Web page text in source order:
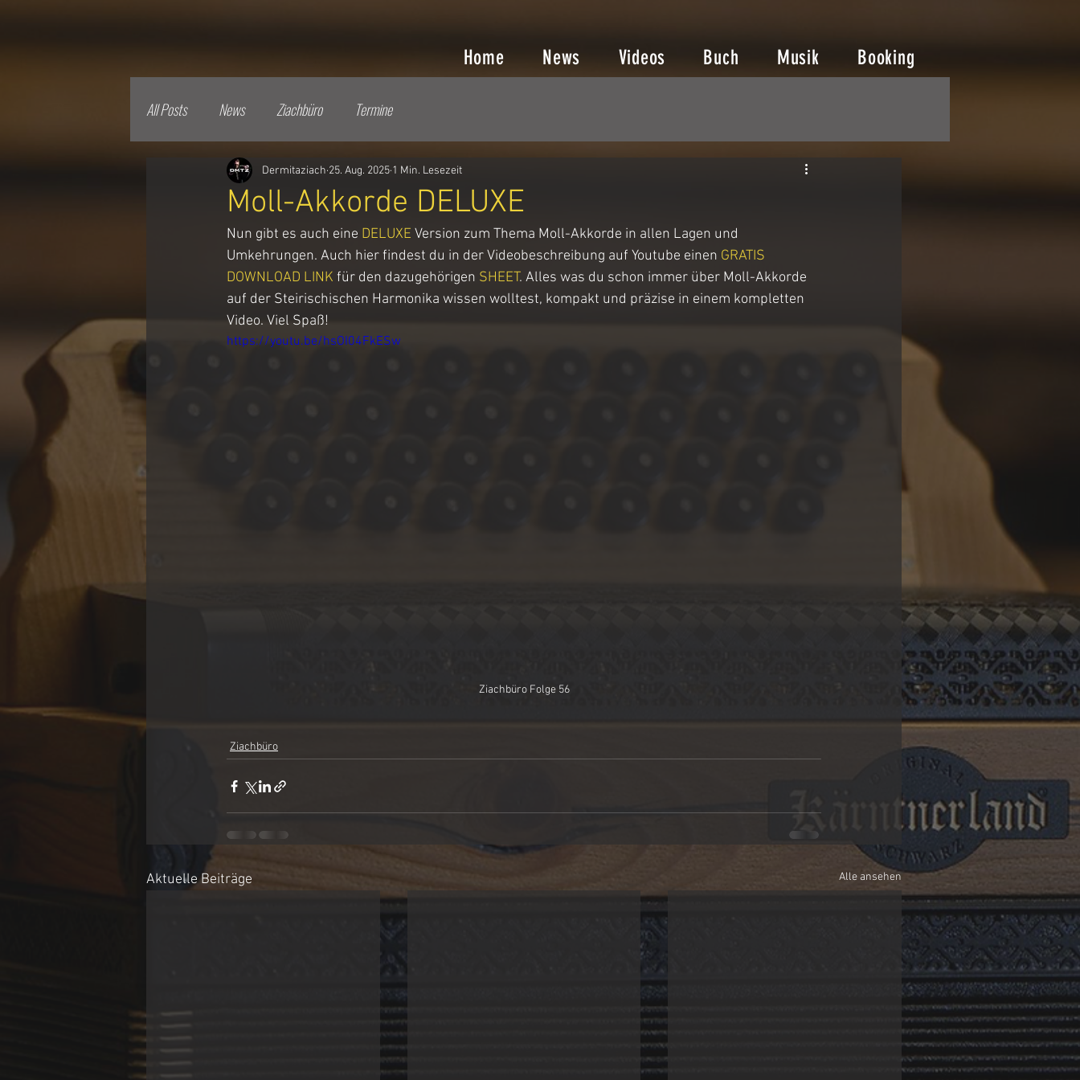
Home News Videos Buch Musik Booking
All Posts News Ziachbüro Termine
Moll-Akkorde DELUXE
Dermitaziach 25. Aug. 2025 1 Min. Lesezeit
Nun gibt es auch eine DELUXE Version zum Thema Moll-Akkorde in allen Lagen und
Umkehrungen. Auch hier findest du in der Videobeschreibung auf Youtube einen GRATIS
DOWNLOAD LINK für den dazugehörigen SHEET. Alles was du schon immer über Moll-Akkorde
auf der Steirischischen Harmonika wissen wolltest, kompakt und präzise in einem kompletten
Video. Viel Spaß!
https://youtu.be/hsOI04FkESw
Ziachbüro Folge 56
Ziachbüro
Aktuelle Beiträge Alle ansehen